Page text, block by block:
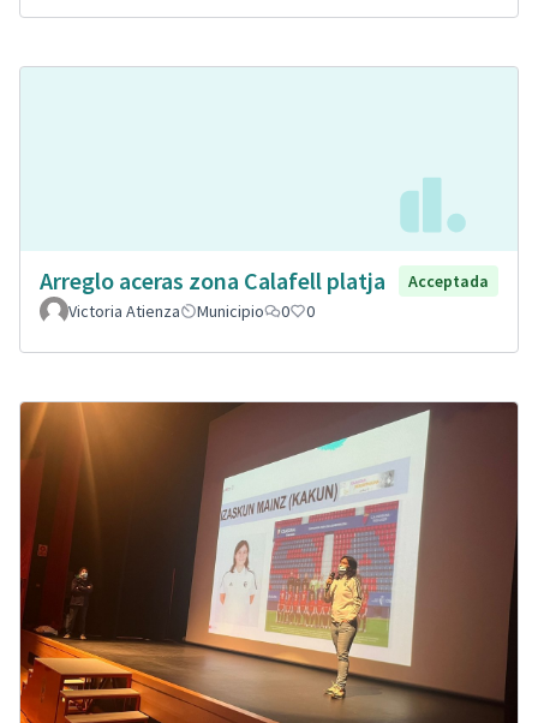
Arreglo aceras zona Calafell platja
Acceptada
Victoria Atienza
Municipio 0 0